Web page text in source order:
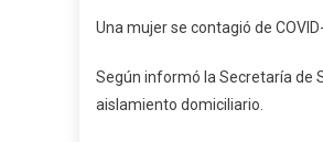
Una mujer se contagió de
Según informó la Secretaría de
aislamiento domiciliario.